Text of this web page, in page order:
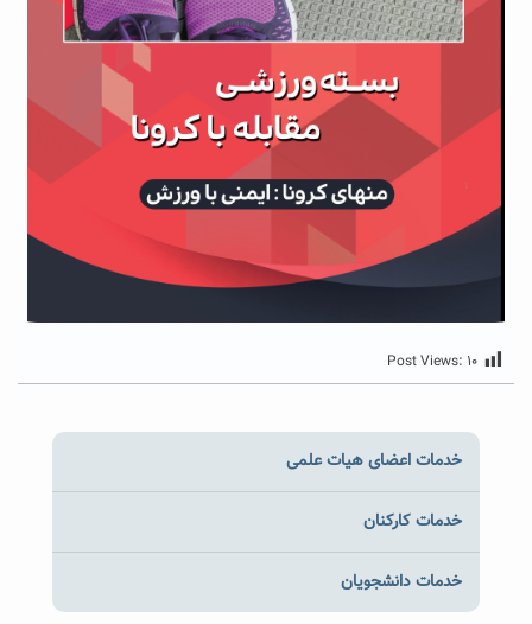
Post Views: ۱۰
خدمات اعضای هیات علمی
خدمات کارکنان
خدمات دانشجویان